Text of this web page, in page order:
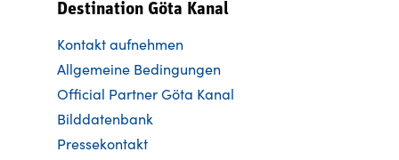
Destination Göta Kanal
Kontakt aufnehmen
Allgemeine Bedingungen
Official Partner Göta Kanal
Bilddatenbank
Pressekontakt